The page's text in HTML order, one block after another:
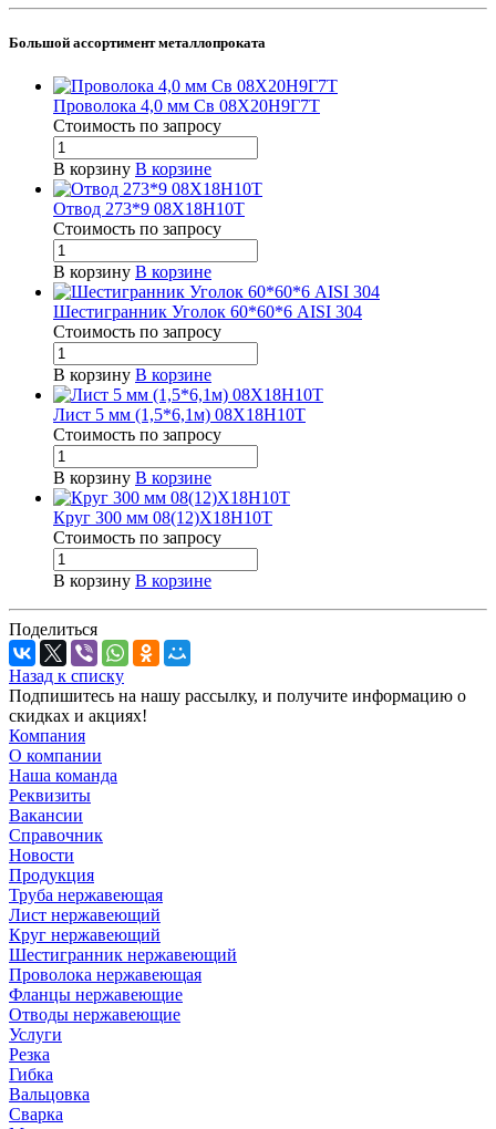
Большой ассортимент металлопроката
Проволока 4,0 мм Св 08Х20Н9Г7Т
Стоимость по запросу
В корзину В корзине
Отвод 273*9 08Х18Н10Т
Стоимость по запросу
В корзину В корзине
Шестигранник Уголок 60*60*6 AISI 304
Стоимость по запросу
В корзину В корзине
Лист 5 мм (1,5*6,1м) 08Х18Н10Т
Стоимость по запросу
В корзину В корзине
Круг 300 мм 08(12)Х18Н10Т
Стоимость по запросу
В корзину В корзине
Поделиться
Назад к списку
Подпишитесь на нашу рассылку, и получите информацию о
скидках и акциях!
Компания
О компании
Наша команда
Реквизиты
Вакансии
Справочник
Новости
Продукция
Труба нержавеющая
Лист нержавеющий
Круг нержавеющий
Шестигранник нержавеющий
Проволока нержавеющая
Фланцы нержавеющие
Отводы нержавеющие
Услуги
Резка
Гибка
Вальцовка
Сварка